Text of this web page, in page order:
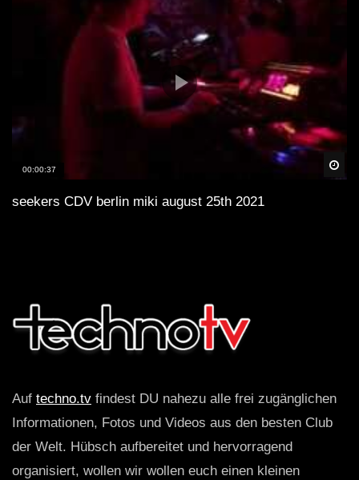
00:00:37
seekers CDV berlin miki august 25th 2021
Auf techno.tv findest DU nahezu alle frei zugänglichen
Informationen, Fotos und Videos aus den besten Club
der Welt. Hübsch aufbereitet und hervorragend
organisiert, wollen wir wollen euch einen kleinen